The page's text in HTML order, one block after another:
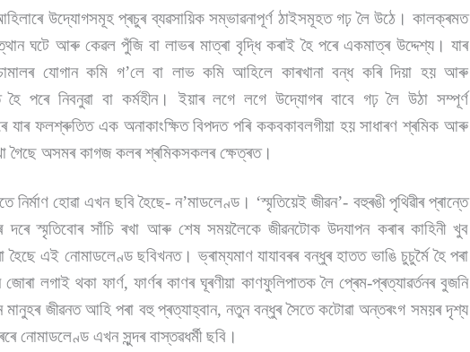
উদ্যোগসমূহ প্ৰচুৰ ব্যৱসায়িক সম্ভাৱনাপূৰ্ণ ঠাইসমূহত গঢ় লৈ উঠে। কালক্ৰমত
ঘটে আৰু কেৱল পুঁজি বা লাভৰ মাত্ৰা বৃদ্ধি কৰাই হৈ পৰে একমাত্ৰ উদ্দেশ্য। যাৰ
যোগান কমি গ’লে বা লাভ কমি আহিলে কাৰখানা বন্ধ কৰি দিয়া হয় আৰু
হৈ পৰে নিবনুৱা বা কৰ্মহীন। ইয়াৰ লগে লগে উদ্যোগৰ বাবে গঢ় লৈ উঠা সম্পূৰ্ণ
যাৰ ফলশ্ৰুতিত এক অনাকাংক্ষিত বিপদত পৰি ককবকাবলগীয়া হয় সাধাৰণ শ্ৰমিক আৰু
গৈছে অসমৰ কাগজ কলৰ শ্ৰমিকসকলৰ ক্ষেত্ৰত।
নিৰ্মাণ হোৱা এখন ছবি হৈছে- ন’মাডলেণ্ড। ‘স্মৃতিয়েই জীৱন’- বহুৰঙী পৃথিৱীৰ প্ৰান্তে
দৰে স্মৃতিবোৰ সাঁচি ৰখা আৰু শেষ সময়লৈকে জীৱনটোক উদযাপন কৰাৰ কাহিনী খুব
এই নোমাডলেণ্ড ছবিখনত। ভ্ৰাম্যমাণ যাযাবৰৰ বন্ধুৰ হাতত ভাঙি চুচুৰ্মৈ হৈ পৰা
লগাই থকা ফাৰ্ণ, ফাৰ্ণৰ কাণৰ ঘূৰণীয়া কাণফুলিপাতক লৈ প্ৰেম-প্ৰত্যাৱৰ্তনৰ বুজনি
মানুহৰ জীৱনত আহি পৰা বহু প্ৰত্যাহ্বান, নতুন বন্ধুৰ সৈতে কটোৱা অন্তৰংগ সময়ৰ দৃশ্য
নোমাডলেণ্ড এখন সুন্দৰ বাস্তৱধৰ্মী ছবি।